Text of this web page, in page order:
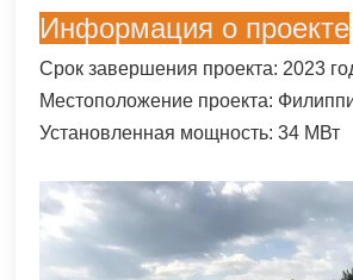
日本語
한국어
Информация о проекте
Срок завершения проекта: 2023
Местоположение проекта:
Установленная мощность: 34 МВт